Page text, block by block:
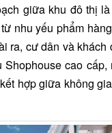
giữa khu đô thị
nhu yếu phẩm
ra, cư dân và khách
cao cấp,
hợp giữa không